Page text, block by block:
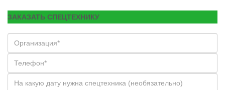
ЗАКАЗАТЬ СПЕЦТЕХНИКУ